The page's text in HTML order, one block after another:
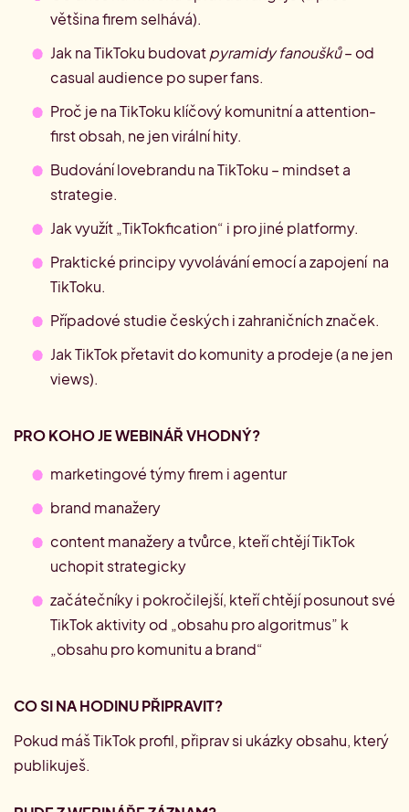
většina firem selhává).
Jak na TikToku budovatpyramidy fanoušků– od
casual audience po super fans.
Proč je na TikToku klíčový komunitní a attention-
first obsah, ne jen virální hity.
Budování lovebrandu na TikToku – mindset a
strategie.
Jak využít „TikTokfication“ i pro jiné platformy.
Praktické principy vyvolávání emocí a zapojení na
TikToku.
Případové studie českých i zahraničních značek.
Jak TikTok přetavit do komunity a prodeje (a ne jen
views).
PRO KOHO JE WEBINÁŘ VHODNÝ?
marketingové týmy firem i agentur
brand manažery
content manažery a tvůrce, kteří chtějí TikTok
uchopit strategicky
začátečníky i pokročilejší, kteří chtějí posunout své
TikTok aktivity od „obsahu pro algoritmus” k
„obsahu pro komunitu a brand“
CO SI NA HODINU PŘIPRAVIT?
Pokud máš TikTok profil, připrav si ukázky obsahu, který
publikuješ.